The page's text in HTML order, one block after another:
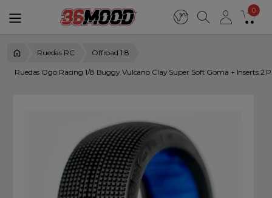
0
Ruedas RC Offroad 1:8
Ruedas Ogo Racing 1/8 Buggy Vulcano Clay Super Soft Goma + Inserts 2